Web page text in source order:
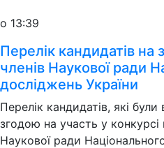
о 13:39
Перелік кандидатів на
членів Наукової ради
досліджень України
Перелік кандидатів, які були
згодою на участь у
Наукової ради